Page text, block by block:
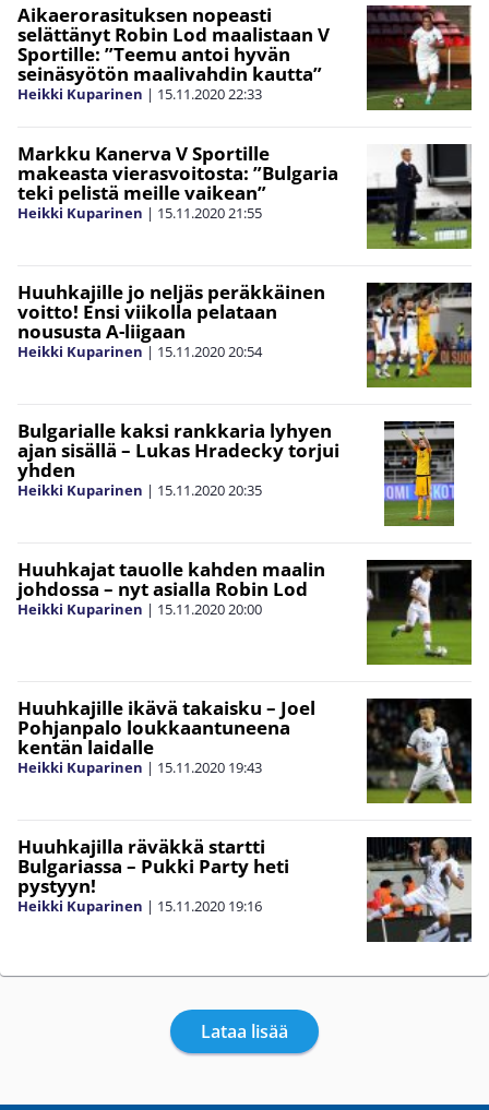
Aikaerorasituksen nopeasti
selättänyt Robin Lod maalistaan V
Sportille: ”Teemu antoi hyvän
seinäsyötön maalivahdin kautta”
Heikki Kuparinen | 15.11.202022:33
Markku Kanerva V Sportille
makeasta vierasvoitosta: ”Bulgaria
teki pelistä meille vaikean”
Heikki Kuparinen | 15.11.202021:55
Huuhkajille jo neljäs peräkkäinen
voitto! Ensi viikolla pelataan
noususta A-liigaan
Heikki Kuparinen | 15.11.202020:54
Bulgarialle kaksi rankkaria lyhyen
ajan sisällä – Lukas Hradecky torjui
yhden
Heikki Kuparinen | 15.11.202020:35
Huuhkajat tauolle kahden maalin
johdossa – nyt asialla Robin Lod
Heikki Kuparinen | 15.11.202020:00
Huuhkajille ikävä takaisku – Joel
Pohjanpalo loukkaantuneena
kentän laidalle
Heikki Kuparinen | 15.11.2020 19:43
Huuhkajilla räväkkä startti
Bulgariassa – Pukki Party heti
pystyyn!
Heikki Kuparinen | 15.11.2020 19:16
Lataa lisää